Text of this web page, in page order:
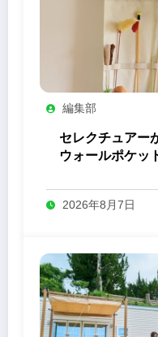
編集部
セレクチュアー
ウォールポケッ
2026年8月7日